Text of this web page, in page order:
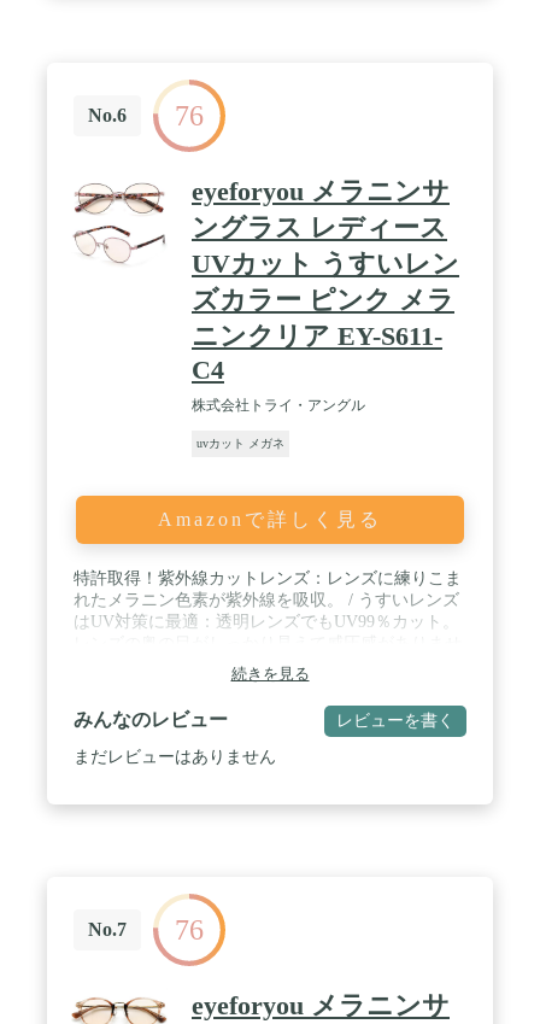
No.6 76
eyeforyou メラニンサ
ングラス レディース
UVカット うすいレン
ズカラー ピンク メラ
ニンクリア EY-S611-
C4
株式会社トライ・アングル
uvカット メガネ
Amazonで詳しく見る
特許取得！紫外線カットレンズ：レンズに練りこま
れたメラニン色素が紫外線を吸収。 / うすいレンズ
はUV対策に最適：透明レンズでもUV99％カット。
ん。 / ブルーライトカットで見る物がくっきり：散
乱しやすいブルーライトをカットすることで視界が
より鮮明に。 / おしゃれで女性的な印象に：メガネ
の前枠はやさしい印象でかけられるオーバルシェイ
プ。 / 自然由来のやさしい生地：上質なアセテート
続きを見る
みんなのレビュー レビューを書く
まだレビューはありません
No.7 76
eyeforyou メラニンサ